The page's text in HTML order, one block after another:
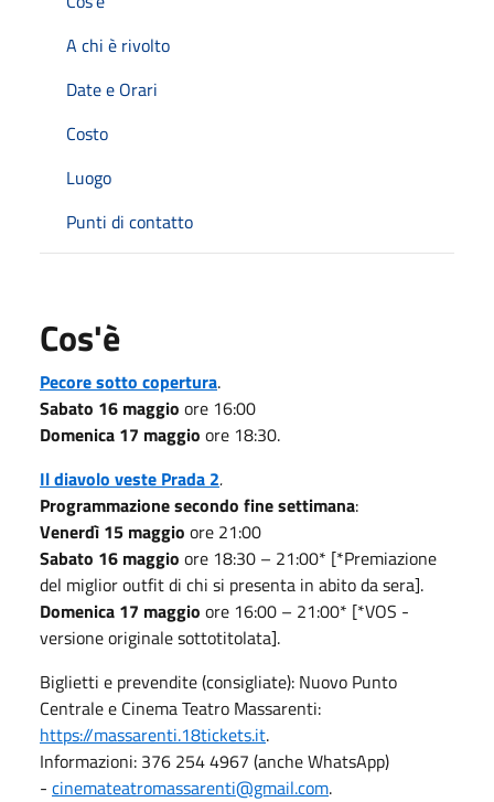
A chi è rivolto
Date e Orari
Costo
Luogo
Punti di contatto
Cos'è
Pecore sotto copertura.
Sabato 16 maggio ore 16:00
Domenica 17 maggio ore 18:30.
Il diavolo veste Prada 2.
Programmazione secondo fine settimana:
Venerdì 15 maggio ore 21:00
Sabato 16 maggio ore 18:30 – 21:00* [*Premiazione
del miglior outfit di chi si presenta in abito da sera].
Domenica 17 maggio ore 16:00 – 21:00* [*VOS -
versione originale sottotitolata].
Biglietti e prevendite (consigliate): Nuovo Punto
Centrale e Cinema Teatro Massarenti:
https://massarenti.18tickets.it.
Informazioni: 376 254 4967 (anche WhatsApp)
- cinemateatromassarenti@gmail.com.